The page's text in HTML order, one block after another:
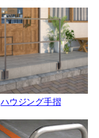
ハウジング手摺